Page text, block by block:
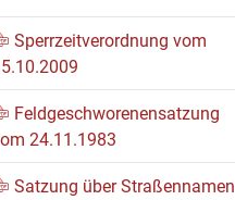
Sperrzeitverordnung vom
Feldgeschworenensatzung
24.11.1983
Satzung über Straßennamen